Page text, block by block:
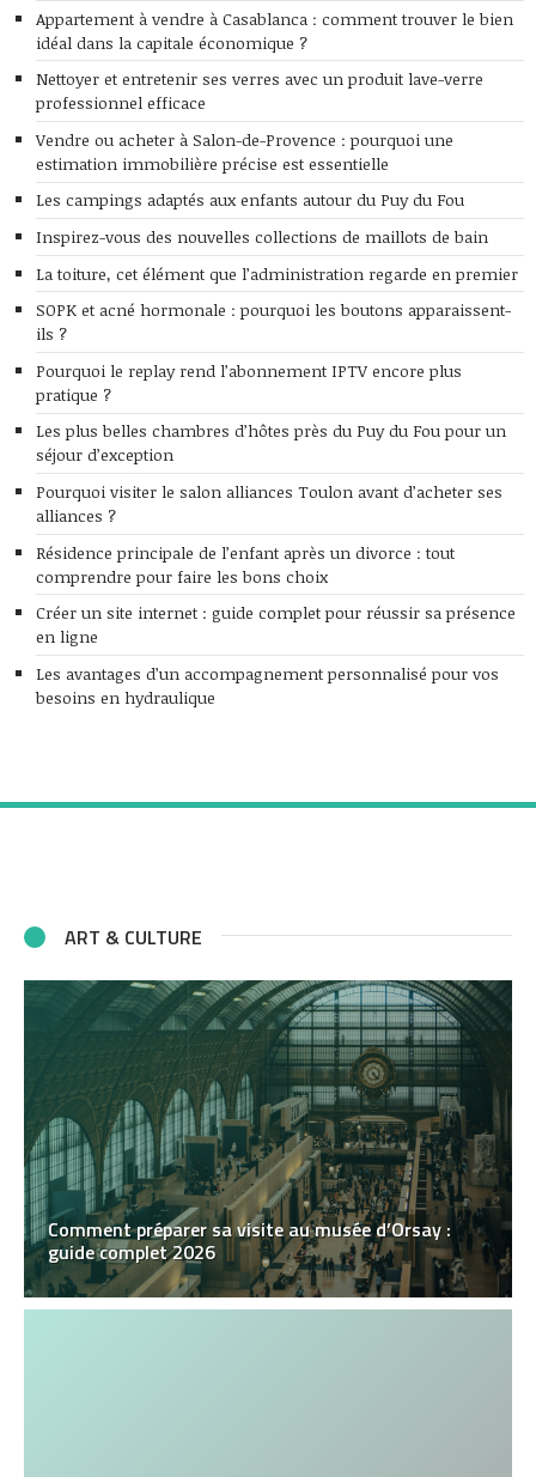
Appartement à vendre à Casablanca : comment trouver le bien
idéal dans la capitale économique ?
Nettoyer et entretenir ses verres avec un produit lave-verre
professionnel efficace
Vendre ou acheter à Salon-de-Provence : pourquoi une
estimation immobilière précise est essentielle
Les campings adaptés aux enfants autour du Puy du Fou
Inspirez-vous des nouvelles collections de maillots de bain
La toiture, cet élément que l’administration regarde en premier
SOPK et acné hormonale : pourquoi les boutons apparaissent-
ils ?
Pourquoi le replay rend l’abonnement IPTV encore plus
pratique ?
Les plus belles chambres d’hôtes près du Puy du Fou pour un
séjour d’exception
Pourquoi visiter le salon alliances Toulon avant d’acheter ses
alliances ?
Résidence principale de l’enfant après un divorce : tout
comprendre pour faire les bons choix
Créer un site internet : guide complet pour réussir sa présence
en ligne
Les avantages d’un accompagnement personnalisé pour vos
besoins en hydraulique
ART & CULTURE
Comment préparer sa visite au musée d’Orsay :
guide complet 2026